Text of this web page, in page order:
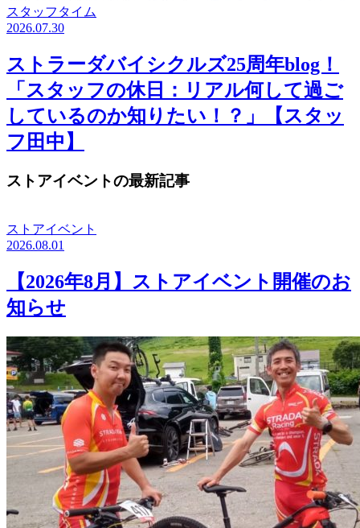
スタッフタイム
2026.07.30
ストラーダバイシクルズ25周年blog！
「スタッフの休日：リアル何して過ご
しているのか知りたい！？」【スタッ
フ田中】
ストアイベントの最新記事
ストアイベント
2026.08.01
【2026年8月】ストアイベント開催のお
知らせ